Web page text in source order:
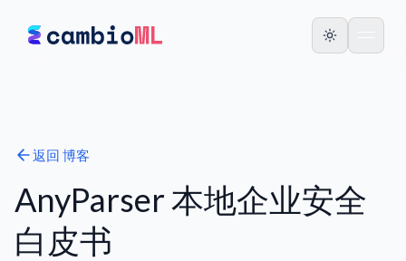
返回 博客
AnyParser 本地企业安全
白皮书